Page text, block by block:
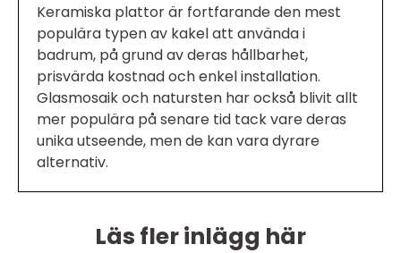
Keramiska plattor är fortfarande den mest
populära typen av kakel att använda i
badrum, på grund av deras hållbarhet,
prisvärda kostnad och enkel installation.
Glasmosaik och natursten har också blivit allt
mer populära på senare tid tack vare deras
unika utseende, men de kan vara dyrare
alternativ.
Läs fler inlägg här